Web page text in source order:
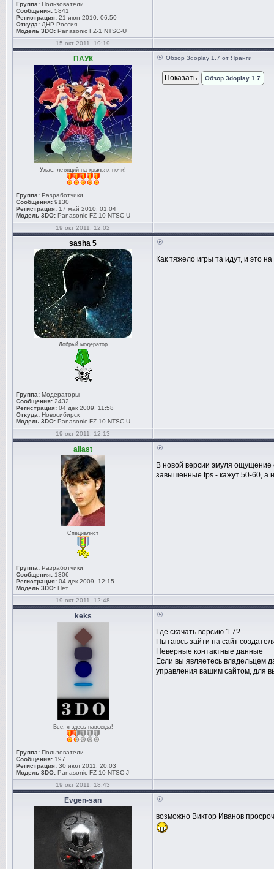
Группа: Пользователи
Сообщения: 5841
Регистрация: 21 июн 2010, 06:50
Откуда: ДНР Россия
Модель 3DO: Panasonic FZ-1 NTSC-U
15 окт 2011, 19:19
ПАУК
Ужас, летящий на крыльях ночи!
Группа: Разработчики
Сообщения: 9130
Регистрация: 17 май 2010, 01:04
Модель 3DO: Panasonic FZ-10 NTSC-U
Обзор 3doplay 1.7 от Яранги
Обзор 3doplay 1.7
19 окт 2011, 12:02
sasha 5
Добрый модератор
Группа: Модераторы
Сообщения: 2432
Регистрация: 04 дек 2009, 11:58
Откуда: Новосибирск
Модель 3DO: Panasonic FZ-10 NTSC-U
Как тяжело игры та идут, и это
19 окт 2011, 12:13
aliast
Специалист
Группа: Разработчики
Сообщения: 1306
Регистрация: 04 дек 2009, 12:15
Модель 3DO: Нет
В новой версии эмуля ощущение
завышенные fps - кажут 50-60, а
19 окт 2011, 12:48
keks
Всё, я здесь навсегда!
Группа: Пользователи
Сообщения: 197
Регистрация: 30 июл 2011, 20:03
Модель 3DO: Panasonic FZ-10 NTSC-J
Где скачать версию 1.7?
Пытаюсь зайти на сайт
Неверные контактные данные
Если вы являетесь владельцем
управления вашим сайтом, для
19 окт 2011, 18:43
Evgen-san
возможно Виктор Иванов